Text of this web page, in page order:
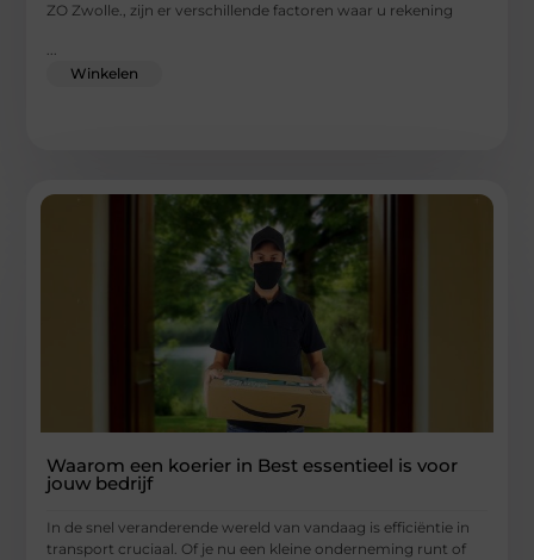
ZO Zwolle., zijn er verschillende factoren waar u rekening
Winkelen
Waarom een koerier in Best essentieel is voor
jouw bedrijf
In de snel veranderende wereld van vandaag is efficiëntie in
transport cruciaal. Of je nu een kleine onderneming runt of